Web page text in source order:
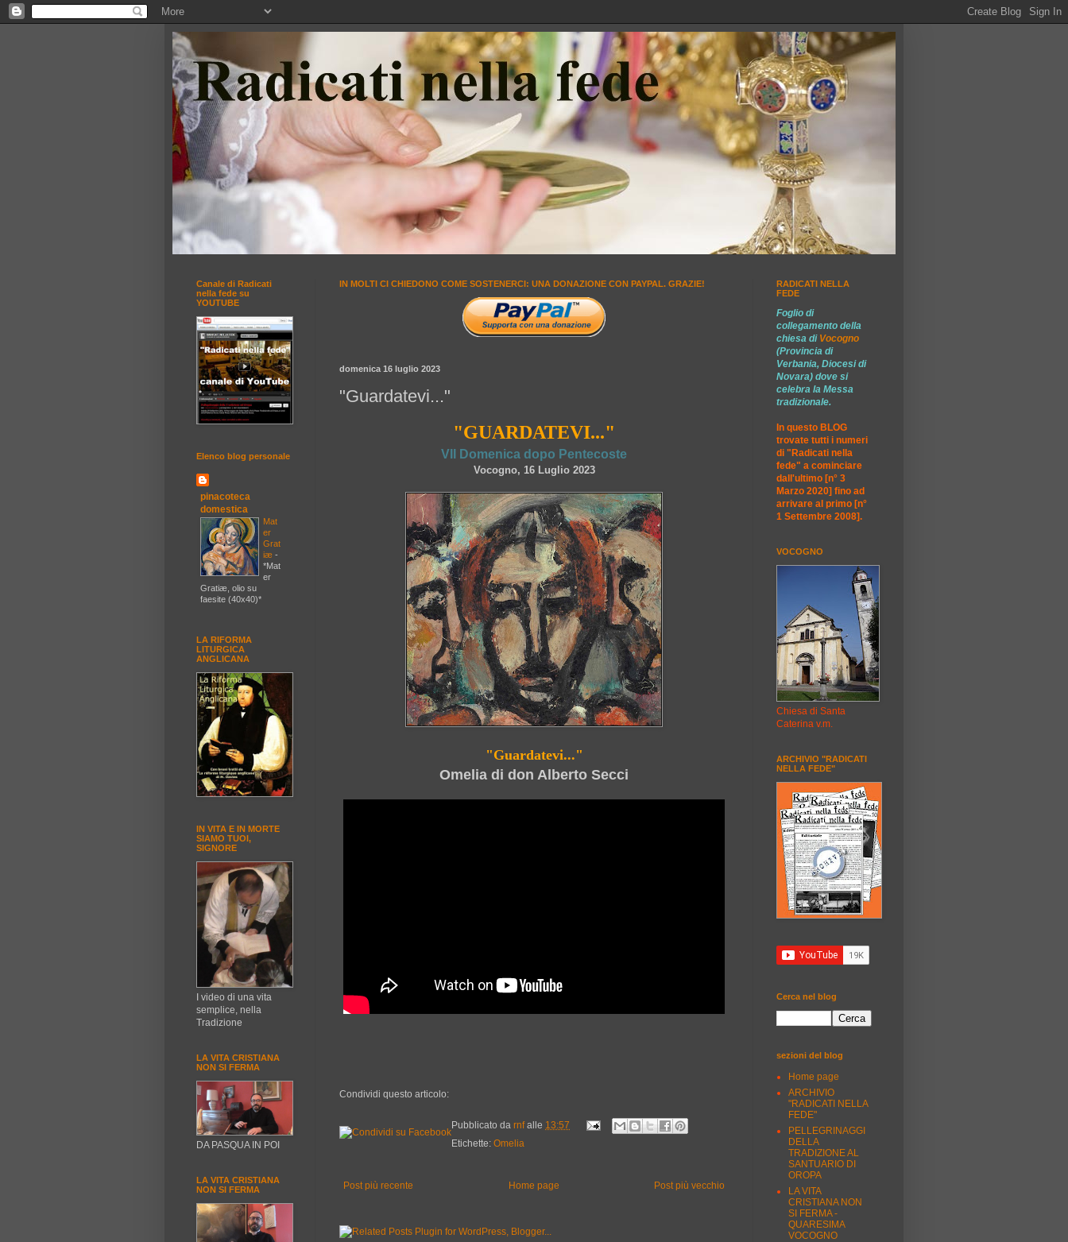
IN MOLTI CI CHIEDONO COME SOSTENERCI: UNA DONAZIONE CON PAYPAL. GRAZIE!
domenica 16 luglio 2023
"Guardatevi..."
"GUARDATEVI..."
VII Domenica dopo Pentecoste
Vocogno, 16 Luglio 2023
"Guardatevi..."
Omelia di don Alberto Secci
Condividi questo articolo:
Pubblicato da rnfalle 13:57
Etichette: Omelia
Post più recente Post più vecchio
Home page
Canale di Radicati
nella fede su
YOUTUBE
Elenco blog personale
pinacoteca
domestica
Mat
er
Grat
iæ -
*Mat
er
Gratiæ, olio su
faesite (40x40)*
LA RIFORMA
LITURGICA
ANGLICANA
IN VITA E IN MORTE
SIAMO TUOI,
SIGNORE
I video di una vita
semplice, nella
Tradizione
LA VITA CRISTIANA
NON SI FERMA
DA PASQUA IN POI
LA VITA CRISTIANA
NON SI FERMA
RADICATI NELLA
FEDE
Foglio di
collegamento della
chiesa di Vocogno
(Provincia di
Verbania, Diocesi di
Novara) dove si
celebra la Messa
tradizionale.
In questo BLOG
trovate tutti i numeri
di "Radicati nella
fede" a cominciare
dall'ultimo [n° 3
Marzo 2020] fino ad
arrivare al primo [n°
1 Settembre 2008].
VOCOGNO
Chiesa di Santa
Caterina v.m.
ARCHIVIO "RADICATI
NELLA FEDE"
Cerca nel blog
sezioni del blog
Home page
ARCHIVIO
"RADICATI NELLA
FEDE"
PELLEGRINAGGI
DELLA
TRADIZIONE AL
SANTUARIO DI
OROPA
LA VITA
CRISTIANA NON
SI FERMA -
QUARESIMA
VOCOGNO